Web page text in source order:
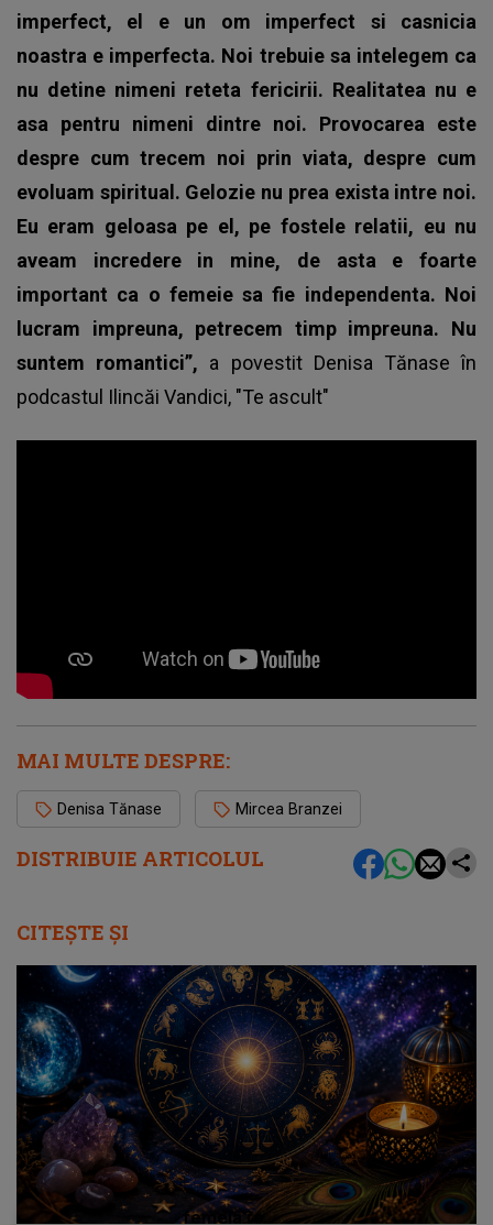
DISTRIBUIE ARTICOLUL
imperfect, el e un om imperfect si casnicia
noastra e imperfecta. Noi trebuie sa intelegem ca
nu detine nimeni reteta fericirii. Realitatea nu e
asa pentru nimeni dintre noi. Provocarea este
despre cum trecem noi prin viata, despre cum
evoluam spiritual. Gelozie nu prea exista intre noi.
Eu eram geloasa pe el, pe fostele relatii, eu nu
aveam incredere in mine, de asta e foarte
important ca o femeie sa fie independenta. Noi
lucram impreuna, petrecem timp impreuna. Nu
suntem romantici”, a povestit Denisa Tănase în
podcastul Ilincăi Vandici, "Te ascult"
MAI MULTE DESPRE:
Denisa Tănase Mircea Branzei
CITEȘTE ȘI
femeia.ro